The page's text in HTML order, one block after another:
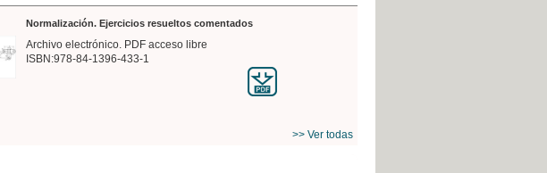
Normalización. Ejercicios resueltos comentados
Archivo electrónico. PDF acceso libre
ISBN:978-84-1396-433-1
>> Ver todas